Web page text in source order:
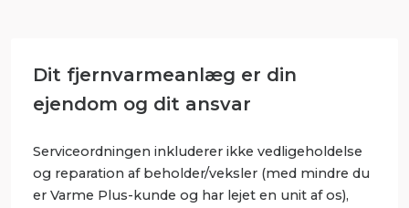
Dit fjernvarmeanlæg er din
ejendom og dit ansvar
Serviceordningen inkluderer ikke vedligeholdelse
og reparation af beholder/veksler (med mindre du
er Varme Plus-kunde og har lejet en unit af os),